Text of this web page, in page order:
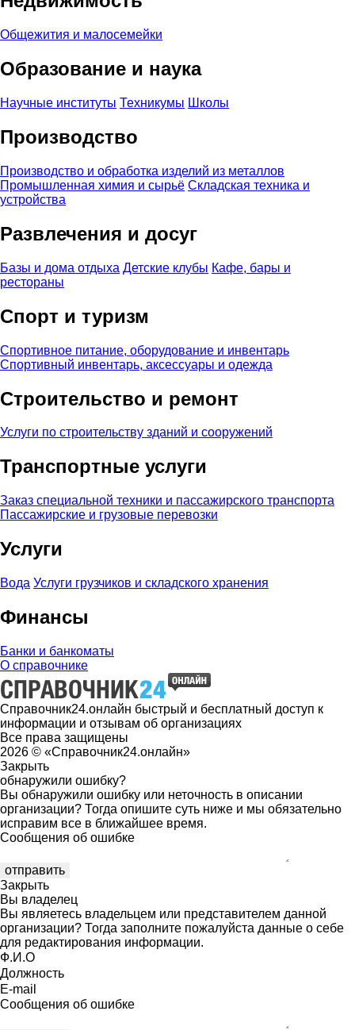
Общежития и малосемейки
Образование и наука
Научные институты Техникумы Школы
Производство
Производство и обработка изделий из металлов
Промышленная химия и сырьё Складская техника и
устройства
Развлечения и досуг
Базы и дома отдыха Детские клубы Кафе, бары и
рестораны
Спорт и туризм
Спортивное питание, оборудование и инвентарь
Спортивный инвентарь, аксессуары и одежда
Строительство и ремонт
Услуги по строительству зданий и сооружений
Транспортные услуги
Заказ специальной техники и пассажирского транспорта
Пассажирские и грузовые перевозки
Услуги
Вода Услуги грузчиков и складского хранения
Финансы
Банки и банкоматы
О справочнике
Справочник24.онлайн быстрый и бесплатный доступ к
информации и отзывам об организациях
Все права защищены
2026 © «Справочник24.онлайн»
Закрыть
обнаружили ошибку?
Вы обнаружили ошибку или неточность в описании
организации? Тогда опишите суть ниже и мы обязательно
исправим все в ближайшее время.
Сообщения об ошибке
Закрыть
Вы владелец
Вы являетесь владельцем или представителем данной
организации? Тогда заполните пожалуйста данные о себе
для редактирования информации.
Ф.И.О
Должность
E-mail
Сообщения об ошибке